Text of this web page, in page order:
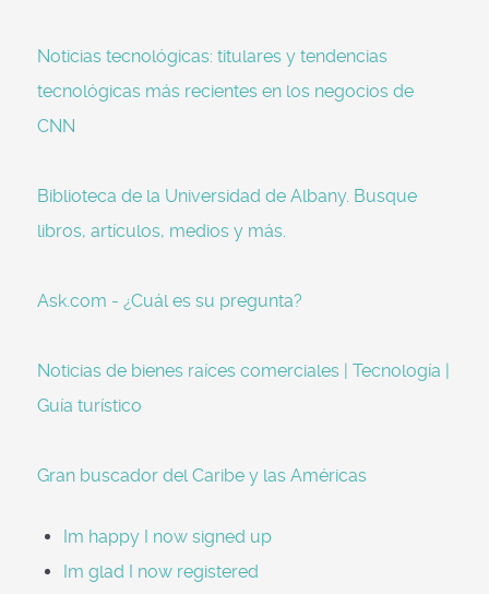
Noticias tecnológicas: titulares y tendencias
tecnológicas más recientes en los negocios de
CNN
Biblioteca de la Universidad de Albany. Busque
libros, artículos, medios y más.
Ask.com - ¿Cuál es su pregunta?
Noticias de bienes raíces comerciales | Tecnología |
Guía turístico
Gran buscador del Caribe y las Américas
Im happy I now signed up
Im glad I now registered